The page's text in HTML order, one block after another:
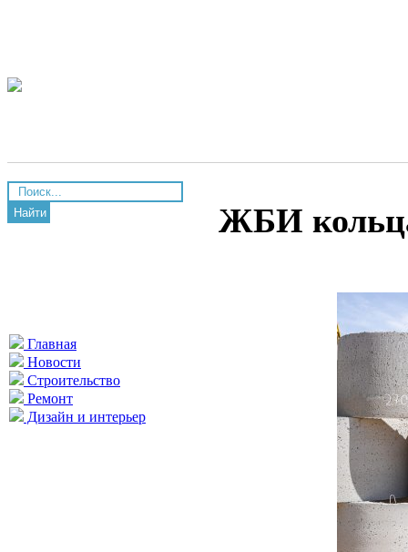
Найти
Главная
Новости
Строительство
Ремонт
Дизайн и интерьер
ЖБИ